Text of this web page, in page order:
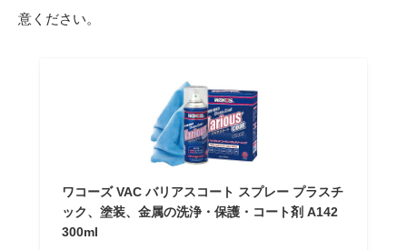
意ください。
ワコーズ VAC バリアスコート スプレー プラスチ
ック、塗装、金属の洗浄・保護・コート剤 A142
300ml